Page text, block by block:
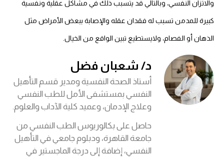
والاتزان النفسي، وبالتالي قد يتسبب ذلك في مشاكل عقلية ونفسية
كبيرة للمدمن تسبب له فقدان عقله والإصابة ببعض الأمراض مثل
الذهان أو الفصام، ولايستطيع تبين الواقع من الخيال.
د/ شعبان فضل
أستاذ الصحة النفسية ومدير قسم التأهيل
النفسي بمستشفى الأمل للطب النفسي
وعلاج الإدمان، وعميد كلية الآداب والعلوم.
حاصل على بكالوريوس الطب النفسي من
جامعة القاهرة، ودبلوم جامعي في التأهيل
النفسي، إضافة إلى درجة الماجستير في